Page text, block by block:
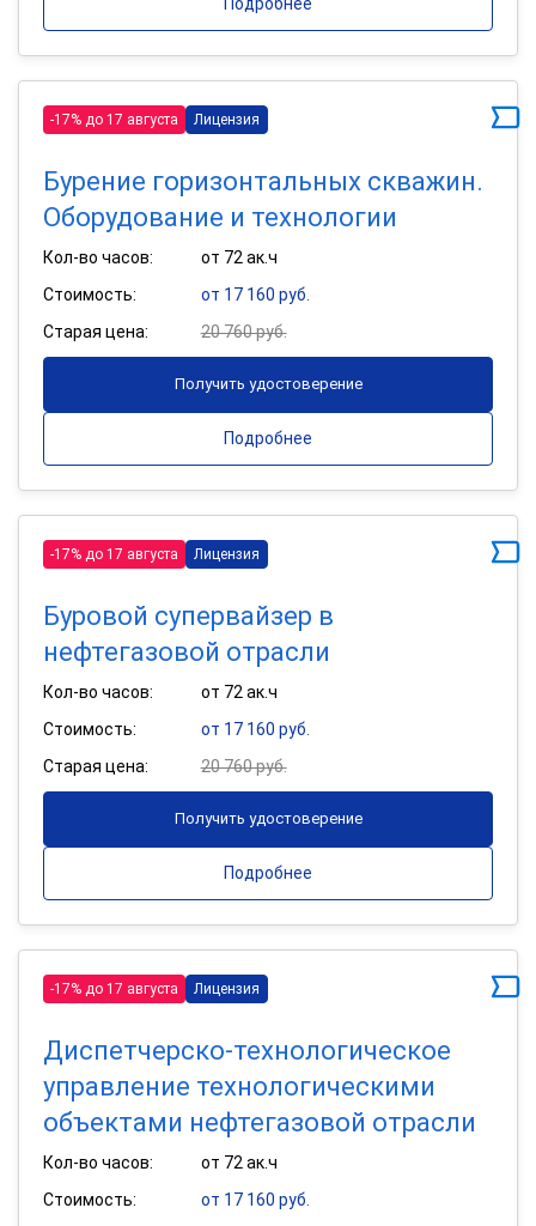
-17% до 17 августа Лицензия
Бурение горизонтальных скважин.
Оборудование и технологии
Кол-во часов:
от 72 ак.ч
Стоимость:
от 17 160 руб.
Старая цена:
20 760 руб.
Получить удостоверение
Подробнее
-17% до 17 августа Лицензия
Буровой супервайзер в
нефтегазовой отрасли
Кол-во часов:
от 72 ак.ч
Стоимость:
от 17 160 руб.
Старая цена:
20 760 руб.
Получить удостоверение
Подробнее
-17% до 17 августа Лицензия
Диспетчерско-технологическое
управление технологическими
объектами нефтегазовой отрасли
Кол-во часов:
от 72 ак.ч
Стоимость:
от 17 160 руб.